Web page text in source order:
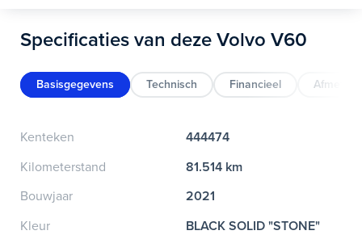
Specificaties van deze Volvo V60
Basisgegevens Technisch Financieel
Kenteken
444474
Kilometerstand
81.514 km
Bouwjaar
2021
Kleur
BLACK SOLID "STONE"